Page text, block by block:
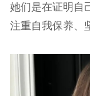
她们是在证明自
注重自我保养、